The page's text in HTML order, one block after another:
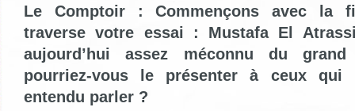
Le Comptoir : Commençons avec la
traverse votre essai : Mustafa El
aujourd’hui assez méconnu du
pourriez-vous le présenter à ceux qui
entendu parler ?